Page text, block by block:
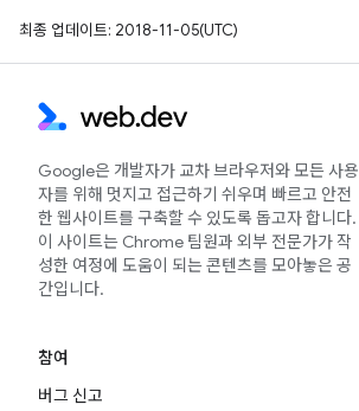
최종 업데이트: 2018-11-05(UTC)
Google은 개발자가 교차 브라우저와 모든 사용
자를 위해 멋지고 접근하기 쉬우며 빠르고 안전
한 웹사이트를 구축할 수 있도록 돕고자 합니다.
이 사이트는 Chrome 팀원과 외부 전문가가 작
성한 여정에 도움이 되는 콘텐츠를 모아놓은 공
간입니다.
참여
버그 신고